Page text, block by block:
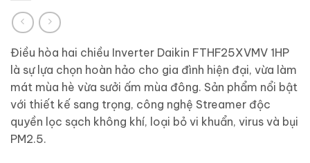
Điều hòa hai chiều Inverter Daikin FTHF25XVMV 1HP
là sự lựa chọn hoàn hảo cho gia đình hiện đại, vừa làm
mát mùa hè vừa sưởi ấm mùa đông. Sản phẩm nổi bật
với thiết kế sang trọng, công nghệ Streamer độc
quyền lọc sạch không khí, loại bỏ vi khuẩn, virus và bụi
PM2.5.